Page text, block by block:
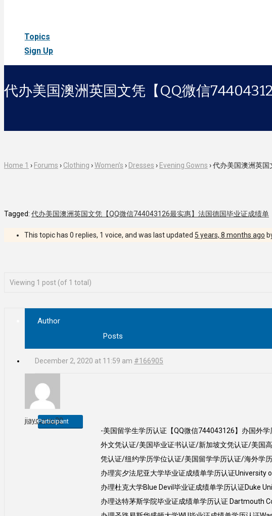
Topics
Sign Up
代办美国澳洲英国文凭【QQ微信
Home 1 › Forums › Clothing ›Women’s › Dresses › Evening Gowns ›代办美国澳洲英国
Tagged: 代办美国澳洲英国文凭【QQ微信744043126最实惠】法国德国毕业证成绩单
This topic has 0 replies, 1 voice, and was last updated 5 years, 8 months ago
Viewing 1 post (of 1 total)
Author
Posts
December 2, 2020 at 11:59 am #166905
jiayouyou30
Participant
-美国留学生学历认证【QQ微信744043126】办国外
外文凭认证/美国毕业证书认证/新加坡文凭认证/美国
凭认证/纽约学历学位认证/美国留学学历认证/海外学
办理宾夕法尼亚大学毕业证成绩单学历认证University
办理杜克大学Blue Devil毕业证成绩单学历认证Duke
办理达特茅斯学院毕业证成绩单学历认证 Dartmouth